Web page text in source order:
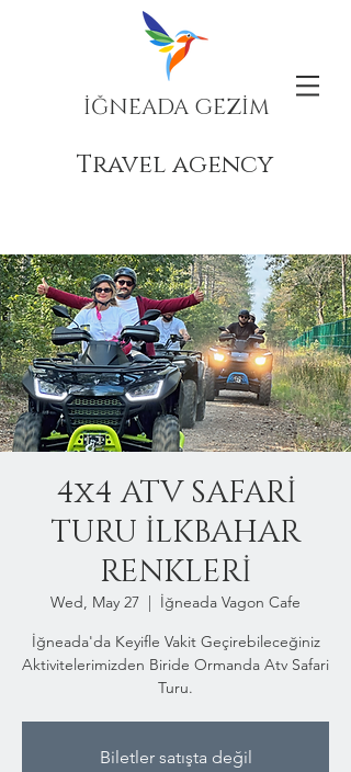
İĞNEADA GEZİM
Travel agency
4x4 ATV SAFARİ
TURU İLKBAHAR
RENKLERİ
Wed, May 27
  |
İğneada Vagon Cafe
İğneada'da Keyifle Vakit Geçirebileceğiniz
Aktivitelerimizden Biride Ormanda Atv Safari
Turu.
Biletler satışta değil